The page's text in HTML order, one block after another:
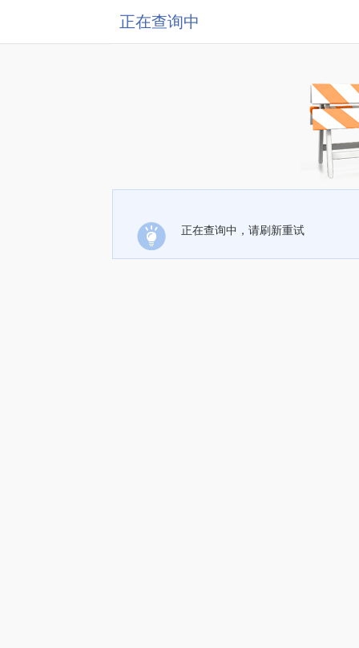
正在查询中
正在查询中，请刷新重试